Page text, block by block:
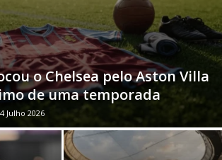
o Chelsea pelo Aston Villa
de uma temporada
Julho 2026